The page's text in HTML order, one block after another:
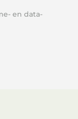
en data-